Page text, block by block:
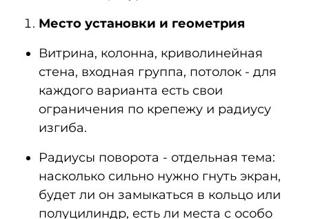
Место установки и геометрия
Витрина, колонна, криволинейная
стена, входная группа, потолок - для
каждого варианта есть свои
ограничения по крепежу и радиусу
изгиба.
Радиусы поворота - отдельная тема:
насколько сильно нужно гнуть экран,
будет ли он замыкаться в кольцо или
полуцилиндр, есть ли места с особо